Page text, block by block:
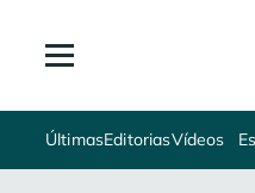
ÚltimasEditoriasVídeos